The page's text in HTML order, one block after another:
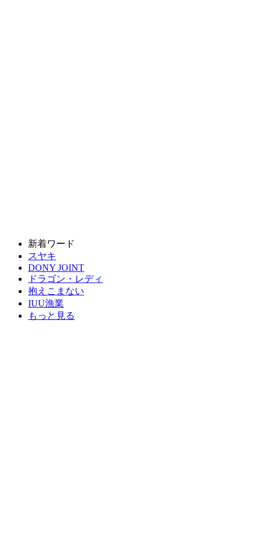
新着ワード
スヤキ
DONY JOINT
ドラゴン・レディ
抱えこまない
IUU漁業
もっと見る